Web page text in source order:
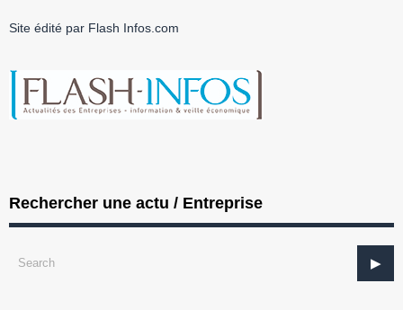
Site édité par Flash Infos.com
Rechercher une actu / Entreprise